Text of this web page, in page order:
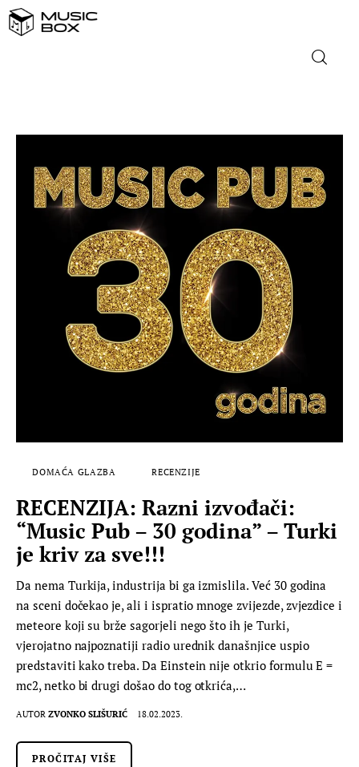
STRANA GLAZBA
FILM
MUSIC BOX
DOMAĆA GLAZBA RECENZIJE
RECENZIJA: Razni izvođači:
“Music Pub – 30 godina” – Turki
je kriv za sve!!!
Da nema Turkija, industrija bi ga izmislila. Već 30 godina
na sceni dočekao je, ali i ispratio mnoge zvijezde, zvjezdice i
meteore koji su brže sagorjeli nego što ih je Turki,
vjerojatno najpoznatiji radio urednik današnjice uspio
predstaviti kako treba. Da Einstein nije otkrio formulu E =
mc2, netko bi drugi došao do tog otkrića,…
AUTOR ZVONKO SLIŠURIĆ 18.02.2023.
PROČITAJ VIŠE